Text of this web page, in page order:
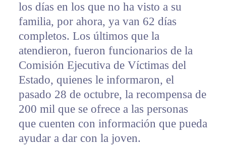
los días en los que no ha visto a su
familia, por ahora, ya van 62 días
completos. Los últimos que la
atendieron, fueron funcionarios de la
Comisión Ejecutiva de Víctimas del
Estado, quienes le informaron, el
pasado 28 de octubre, la recompensa de
200 mil que se ofrece a las personas
que cuenten con información que pueda
ayudar a dar con la joven.